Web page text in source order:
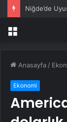
Niğde’de
Menü
Anasayfa /
Ekonomi